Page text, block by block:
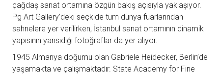
çağdaş sanat ortamına özgün bakış açısıyla yaklaşıyor.
Pg Art Gallery’deki seçkide tüm dünya fuarlarından
sahnelere yer verilirken, İstanbul sanat ortamının dinamik
yapısının yansıdığı fotoğraflar da yer alıyor.
1945 Almanya doğumu olan Gabriele Heidecker, Berlin’de
yaşamakta ve çalışmaktadır. State Academy for Fine